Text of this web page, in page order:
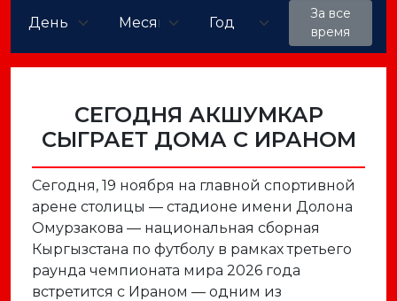
За все
время
СЕГОДНЯ АКШУМКАР
СЫГРАЕТ ДОМА С ИРАНОМ
Сегодня, 19 ноября на главной спортивной
арене столицы — стадионе имени Долона
Омурзакова — национальная сборная
Кыргызстана по футболу в рамках третьего
раунда чемпионата мира 2026 года
встретится с Ираном — одним из